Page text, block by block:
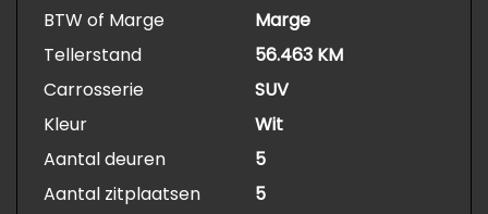
BTW of Marge
Marge
Tellerstand
56.463 KM
Carrosserie
SUV
Kleur
Wit
Aantal deuren
5
Aantal zitplaatsen
5